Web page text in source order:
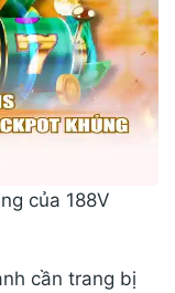
của 188V
cần trang bị